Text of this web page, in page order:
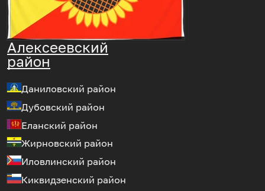
Алексеевский
район
Даниловский район
Дубовский район
Еланский район
Жирновский район
Иловлинский район
Киквидзенский район